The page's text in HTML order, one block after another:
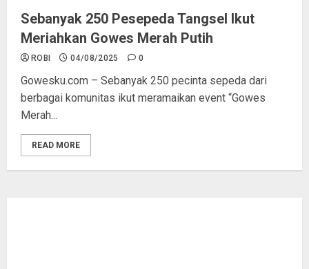
Sebanyak 250 Pesepeda Tangsel Ikut
Meriahkan Gowes Merah Putih
ROBI 04/08/2025 0
Gowesku.com – Sebanyak 250 pecinta sepeda dari
berbagai komunitas ikut meramaikan event “Gowes
Merah...
READ MORE